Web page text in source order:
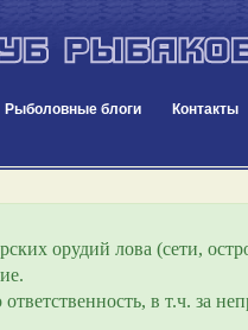
Рыболовные блоги Контакты
орудий лова (сети,
в т.ч. за